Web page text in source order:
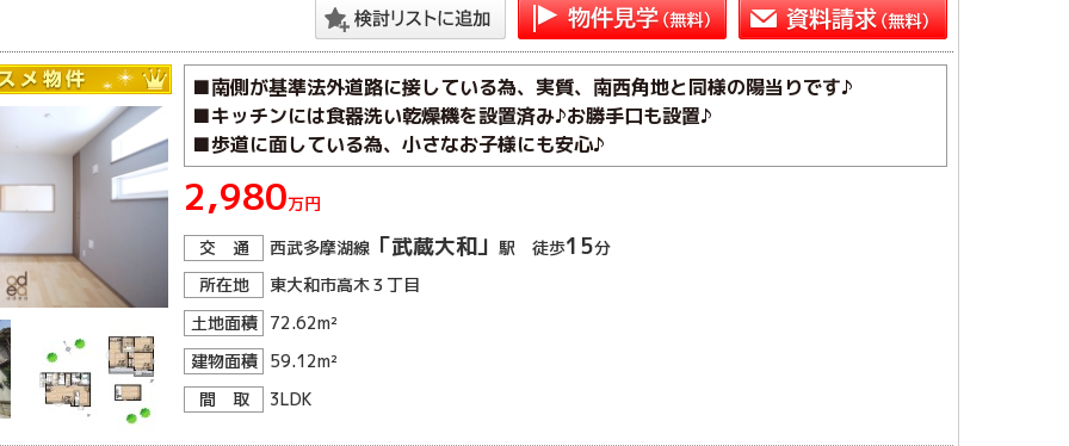
■南側が基準法外道路に接している為、実質、南西角地と同様の陽当りです♪
■キッチンには食器洗い乾燥機を設置済み♪お勝手口も設置♪
■歩道に面している為、小さなお子様にも安心♪
2,980万円
交 通
西武多摩湖線 「武蔵大和」 駅 徒歩15分
所在地
東大和市高木３丁目
土地面積
72.62m²
建物面積
59.12m²
間 取
3LDK